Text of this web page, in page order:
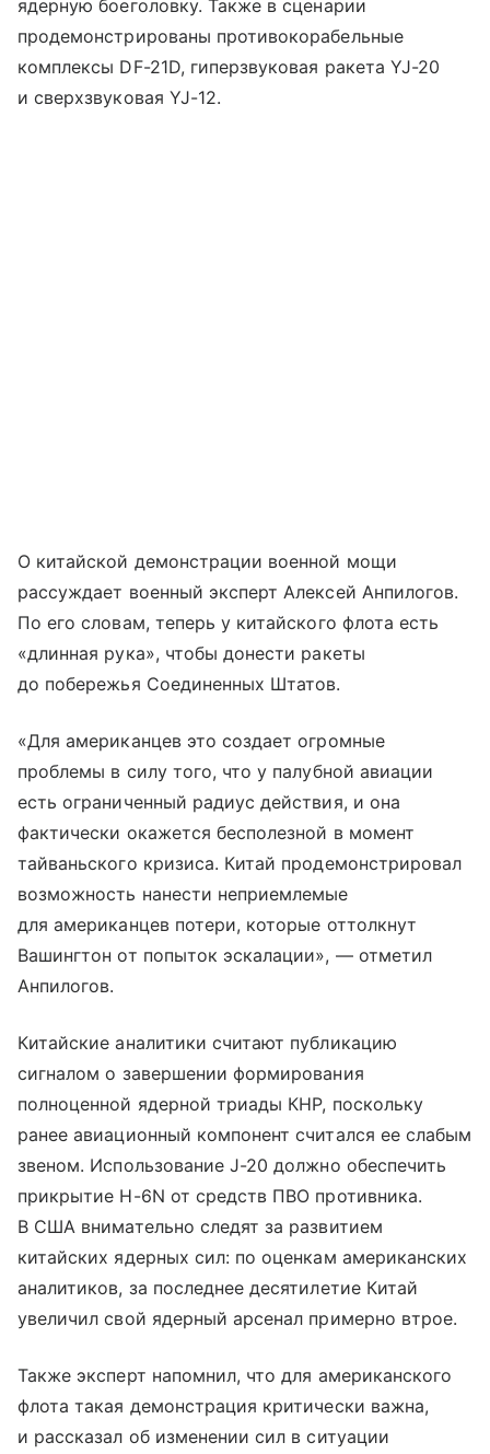
ядерную боеголовку. Также в сценарии
продемонстрированы противокорабельные
комплексы DF-21D, гиперзвуковая ракета YJ-20
и сверхзвуковая YJ-12.
О китайской демонстрации военной мощи
рассуждает военный эксперт Алексей Анпилогов.
По его словам, теперь у китайского флота есть
«длинная рука», чтобы донести ракеты
до побережья Соединенных Штатов.
«Для американцев это создает огромные
проблемы в силу того, что у палубной авиации
есть ограниченный радиус действия, и она
фактически окажется бесполезной в момент
тайваньского кризиса. Китай продемонстрировал
возможность нанести неприемлемые
для американцев потери, которые оттолкнут
Вашингтон от попыток эскалации», — отметил
Анпилогов.
Китайские аналитики считают публикацию
сигналом о завершении формирования
полноценной ядерной триады КНР, поскольку
ранее авиационный компонент считался ее слабым
звеном. Использование J-20 должно обеспечить
прикрытие H-6N от средств ПВО противника.
В США внимательно следят за развитием
китайских ядерных сил: по оценкам американских
аналитиков, за последнее десятилетие Китай
увеличил свой ядерный арсенал примерно втрое.
Также эксперт напомнил, что для американского
флота такая демонстрация критически важна,
и рассказал об изменении сил в ситуации